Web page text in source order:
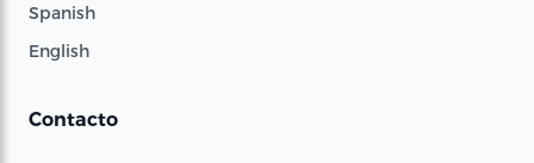
Spanish
English
Contacto